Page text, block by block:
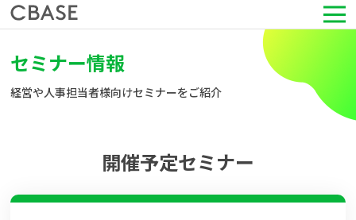
サービス
活用シーン
セミナー情報
セミナー情報
経営や人事担当者様向けセミナーをご紹介
開催予定セミナー